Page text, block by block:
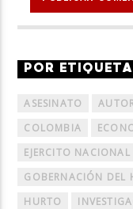
POR ETIQUETA
ASESINATO
COLOMBIA
EJERCITO NACIONAL
GOBERNACIÓN DEL
HURTO